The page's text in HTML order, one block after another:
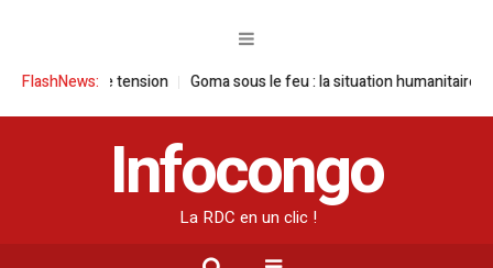
FlashNews:
haute tension Goma sous le feu : la situation humanitaire se
Infocongo
La RDC en un clic !